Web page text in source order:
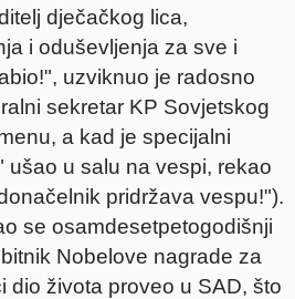
dječačkog lica,
i oduševljenja za sve i
uzviknuo je radosno
sekretar KP Sovjetskog
a kad je specijalni
ušao u salu na vespi, rekao
pridržava vespu!").
se osamdesetpetogodišnji
Nobelove nagrade za
dio života proveo u SAD, što